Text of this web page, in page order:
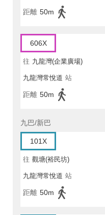
距離 50m
606X
往 九龍灣(企業廣場)
九龍灣常悅道 站
距離 50m
九巴/新巴
101X
往 觀塘(裕民坊)
九龍灣常悅道 站
距離 50m